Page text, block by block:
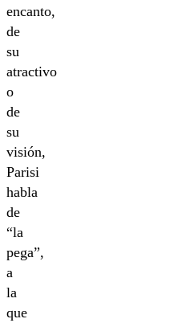
encanto,
de
su
atractivo
o
de
su
visión,
Parisi
habla
de
“la
pega”,
a
la
que